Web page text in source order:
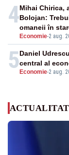
4
Economie-2 aug.
Mihai Chirica,
Bolojan:
omaneii în
5 Economie-2 aug.
Daniel
central al